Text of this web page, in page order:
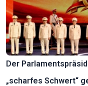
Der
„scharfes Schwert“